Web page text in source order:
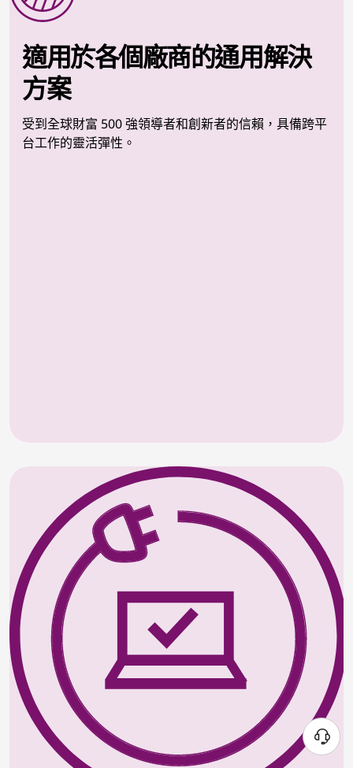
適用於各個廠商的通用解決
方案
受到全球財富 500 強領導者和創新者的信賴，具備跨平
台工作的靈活彈性。